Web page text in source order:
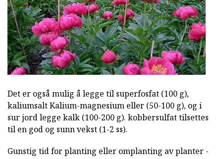
Det er også mulig å legge til superfosfat (100 g),
kaliumsalt Kalium-magnesium eller (50-100 g), og i
sur jord legge kalk (100-200 g). kobbersulfat tilsettes
til en god og sunn vekst (1-2 ss).
Gunstig tid for planting eller omplanting av planter -